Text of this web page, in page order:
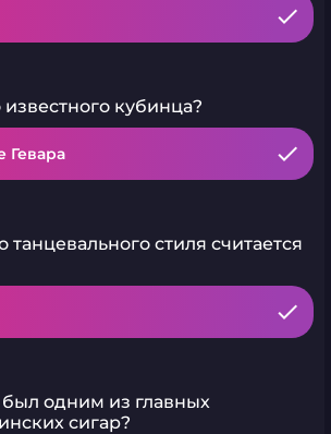
известного кубинца?
Гевара
танцевального стиля считается
одним из главных
сигар?